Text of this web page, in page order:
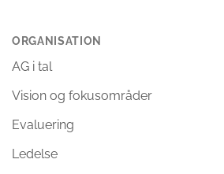
ORGANISATION
AG i tal
Vision og fokusområder
Evaluering
Ledelse